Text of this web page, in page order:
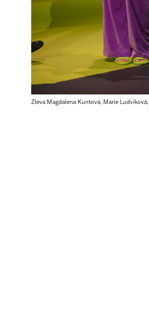
Zleva Magdalena Kuntová, Marie